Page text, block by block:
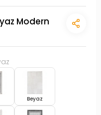
Modern
Beyaz